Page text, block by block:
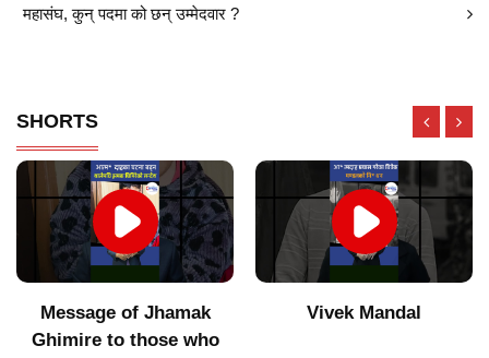
महासंघ, कुन् पदमा को छन् उम्मेदवार ?
SHORTS
Vivek Mandal
Indigenous products did